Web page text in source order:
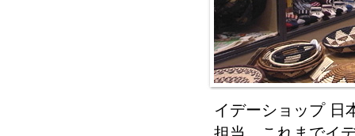
イデーショップ 日